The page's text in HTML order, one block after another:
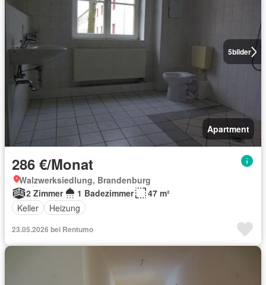
5bilder
Apartment
286 €/Monat
Walzwerksiedlung, Brandenburg
2 Zimmer
1 Badezimmer
47 m²
Keller
Heizung
23.05.2026 bei Rentumo